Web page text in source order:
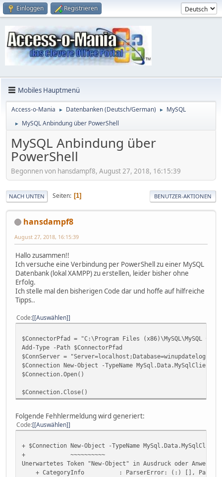
Einloggen Registrieren
Mobiles Hauptmenü
Access-o-Mania ► Datenbanken (Deutsch/German) ► MySQL
► MySQL Anbindung über PowerShell
MySQL Anbindung über
PowerShell
Begonnen von hansdampf8, August 27, 2018, 16:15:39
NACH UNTEN Seiten 1 BENUTZER-AKTIONEN
hansdampf8
August 27, 2018, 16:15:39
Hallo zusammen!!
Ich versuche eine Verbindung per PowerShell zu einer MySQL
Datenbank (lokal XAMPP) zu erstellen, leider bisher ohne
Erfolg.
Ich stelle mal den bisherigen Code dar und hoffe auf hilfreiche
Tipps..
Code [Auswählen]
$ConnectorPfad = "C:\Program Files (x86)\MySQL\MySQL
Add-Type -Path $ConnectorPfad
$ConnServer =
$Connection New-Object -TypeName
$Connection.Open()
$Connection.Close()
Folgende Fehhlermeldung wird generiert:
Code [Auswählen]
+ $Connection New-Object -TypeName
+ ~~~~~~~~~~
Unerwartetes Token "New-Object" in Ausdruck oder
+ CategoryInfo : ParserError: (:) [],